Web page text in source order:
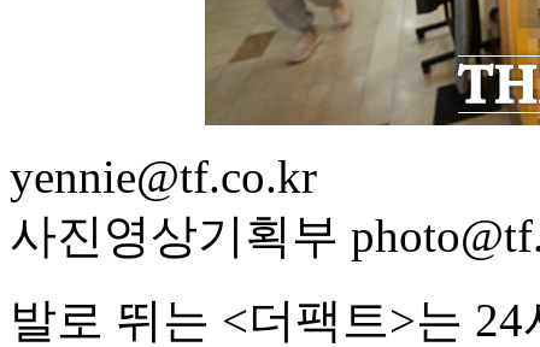
yennie@tf.co.kr
사진영상기획부
발로 뛰는 <더팩트>는